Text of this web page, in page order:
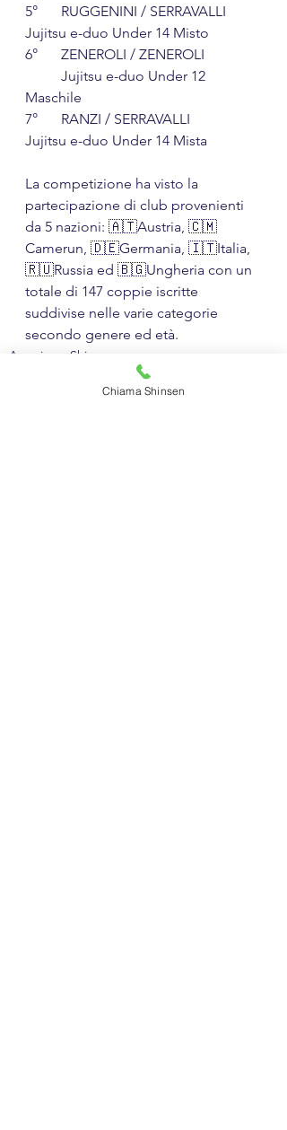
5° 	RUGGENINI / SERRAVALLI
Jujitsu e-duo Under 14 Misto
6° 	ZENEROLI / ZENEROLI
Maschile
7° 	RANZI / SERRAVALLI
Jujitsu e-duo Under 14 Mista
La competizione ha visto la
partecipazione di club provenienti
da 5 nazioni: 🇦🇹Austria, 🇨🇲
Camerun, 🇩🇪Germania, 🇮🇹Italia,
🇷🇺Russia ed 🇧🇬Ungheria con un
totale di 147 coppie iscritte
suddivise nelle varie categorie
secondo genere ed età.
Agonismo Shinsen
Chiama Shinsen